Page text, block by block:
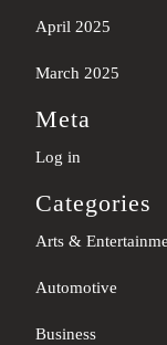
April 2025
March 2025
Meta
Log in
Categories
Arts &
Automotive
Business